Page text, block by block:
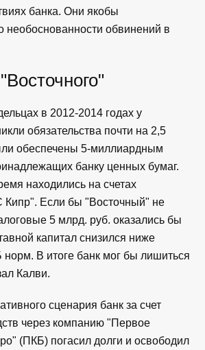
банка. Они якобы
необоснованности обвинений в
в 2012-2014 годах у
обязательства почти на 2,5
обеспечены 5-миллиардным
банку ценных бумаг.
находились на счетах
Кипр". Если бы "Восточный" не
5 млрд. руб. оказались бы
капитал снизился ниже
В итоге банк мог бы лишиться
Калви.
сценария банк за счет
через компанию "Первое
(ПКБ) погасил долги и освободил